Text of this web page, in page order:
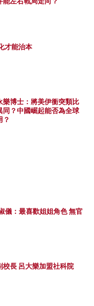
才能治本
樂博士：將美伊衝突類比
同？中國崛起能否為全球
？
儀：最喜歡姐姐角色 無官
校長 呂大樂加盟社科院